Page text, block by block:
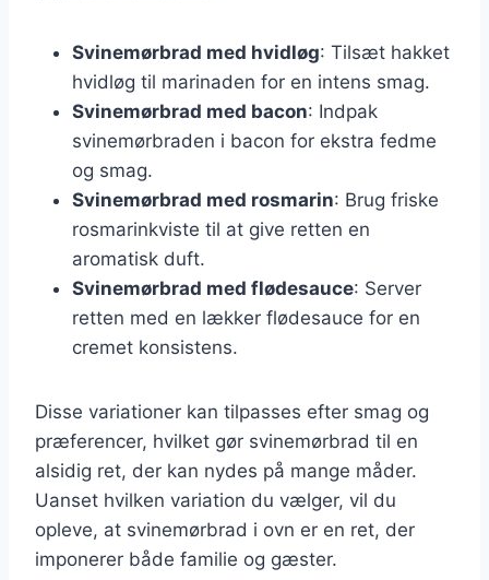
Svinemørbrad med hvidløg: Tilsæt hakket
hvidløg til marinaden for en intens smag.
Svinemørbrad med bacon: Indpak
svinemørbraden i bacon for ekstra fedme
og smag.
Svinemørbrad med rosmarin: Brug friske
rosmarinkviste til at give retten en
aromatisk duft.
Svinemørbrad med flødesauce: Server
retten med en lækker flødesauce for en
cremet konsistens.
Disse variationer kan tilpasses efter smag og
præferencer, hvilket gør svinemørbrad til en
alsidig ret, der kan nydes på mange måder.
Uanset hvilken variation du vælger, vil du
opleve, at svinemørbrad i ovn er en ret, der
imponerer både familie og gæster.